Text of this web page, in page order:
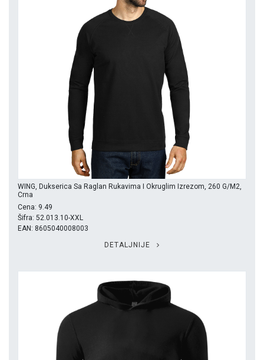
WING, Dukserica Sa Raglan Rukavima I Okruglim Izrezom, 260 G/m2,
Crna
Cena: 9.49
Šifra: 52.013.10-XXL
EAN: 8605040008003
DETALJNIJE